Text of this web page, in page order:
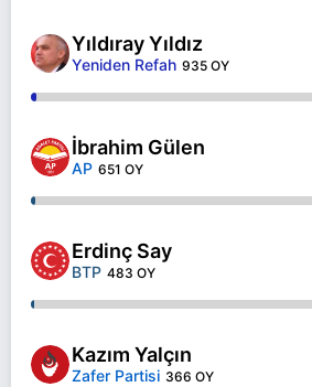
Yıldıray Yıldız
Yeniden Refah 935 OY
İbrahim Gülen
AP 651 OY
Erdinç Say
BTP 483 OY
Kazım Yalçın
Zafer Partisi 366 OY